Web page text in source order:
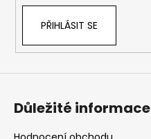
PŘIHLÁSIT SE
Důležité informace